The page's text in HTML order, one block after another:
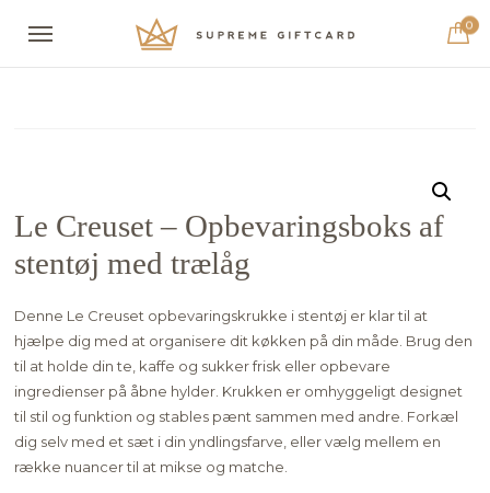
0
Le Creuset – Opbevaringsboks af
stentøj med trælåg
Denne Le Creuset opbevaringskrukke i stentøj er klar til at
hjælpe dig med at organisere dit køkken på din måde. Brug den
til at holde din te, kaffe og sukker frisk eller opbevare
ingredienser på åbne hylder. Krukken er omhyggeligt designet
til stil og funktion og stables pænt sammen med andre. Forkæl
dig selv med et sæt i din yndlingsfarve, eller vælg mellem en
række nuancer til at mikse og matche.